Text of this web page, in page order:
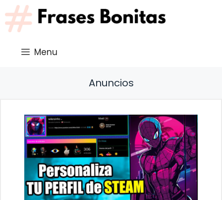
Saltar
al
contenido
Menu
Anuncios